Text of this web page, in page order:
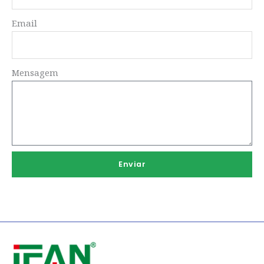
Email
Mensagem
Enviar